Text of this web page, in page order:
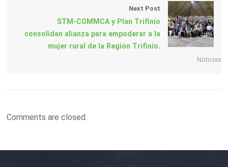
Next Post
STM-COMMCA y Plan Trifinio
consolidan alianza para empoderar a la
mujer rural de la Región Trifinio.
Noticias
Comments are closed.